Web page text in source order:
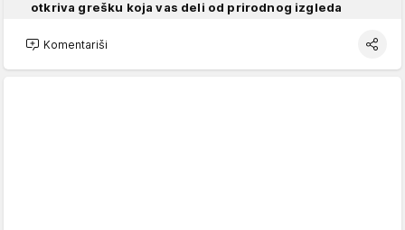
otkriva grešku koja vas deli od prirodnog izgleda
Komentariši